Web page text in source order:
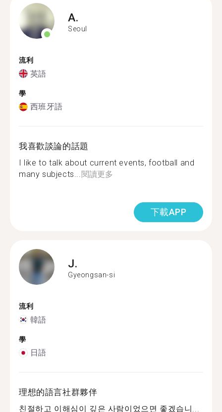
A.
Seoul
流利
英語
學
西班牙語
我喜歡談論的話題
I like to talk about current events, football and
many subjects...閱讀更多
下載APP
J.
Gyeongsan-si
流利
韓語
學
日語
理想的語言社群夥伴
친절하고 이해심이 깊은 사람이었으면 좋겠습니...